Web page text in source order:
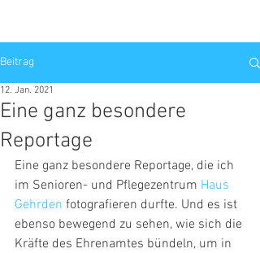
Beitrag
Eine ganz besondere
Reportage
12. Jan. 2021
Eine ganz besondere Reportage, die ich
im Senioren- und Pflegezentrum Haus
Gehrden fotografieren durfte. Und es ist
ebenso bewegend zu sehen, wie sich die
Kräfte des Ehrenamtes bündeln, um in